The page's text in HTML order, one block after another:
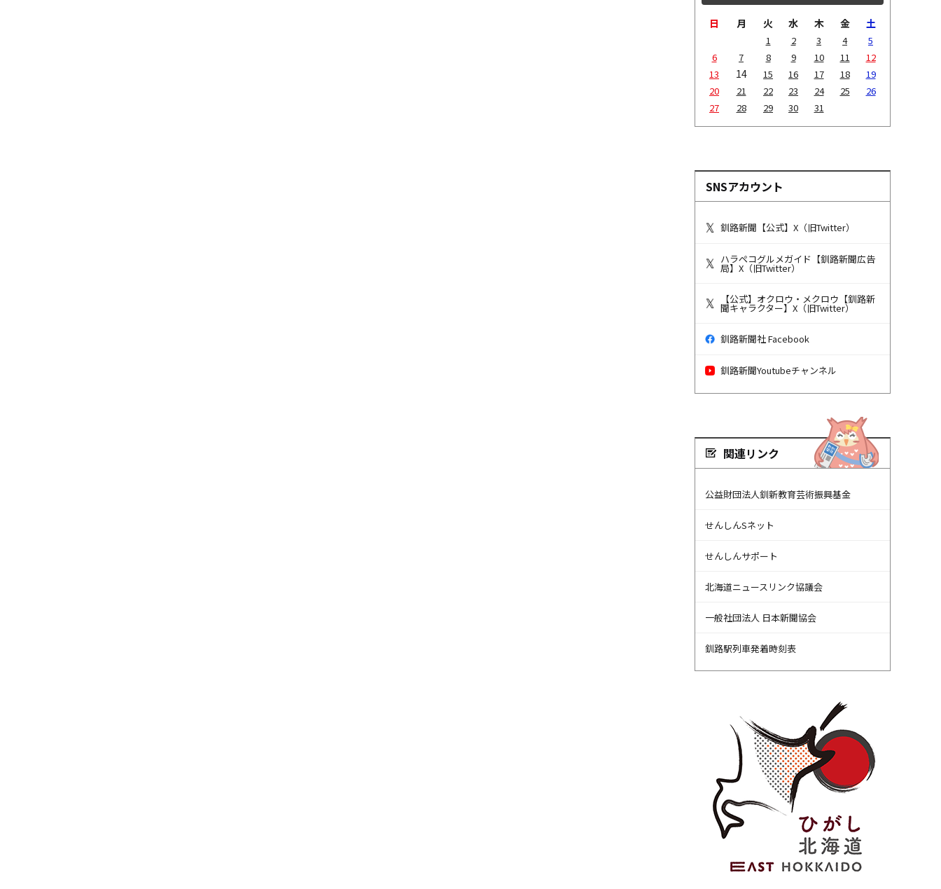
日 月 火 水 木 金 土
1 2 3 4
5
6
7 8 9 10 11
12
13
14 15 16 17 18
19
20
21 22 23 24 25
26
27
28 29 30 31
SNSアカウント
釧路新聞【公式】X（旧Twitter）
ハラペコグルメガイド【釧路新聞広告
局】X（旧Twitter）
【公式】オクロウ・メクロウ【釧路新
聞キャラクター】X（旧Twitter）
釧路新聞社 Facebook
釧路新聞Youtubeチャンネル
関連リンク
公益財団法人釧新教育芸術振興基金
せんしんSネット
せんしんサポート
北海道ニュースリンク協議会
一般社団法人 日本新聞協会
釧路駅列車発着時刻表